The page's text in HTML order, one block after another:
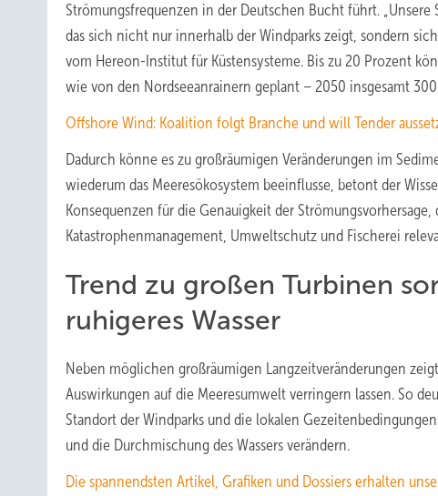
Strömungsfrequenzen in der Deutschen Bucht führt.
das sich nicht nur innerhalb der Windparks zeigt, sondern
vom Hereon-Institut für Küstensysteme. Bis zu 20 Prozent
wie von den Nordseeanrainern geplant – 2050 insgesamt
Offshore Wind: Koalition folgt Branche und will Tender
Dadurch könne es zu großräumigen Veränderungen im
wiederum das Meeresökosystem beeinflusse, betont der
Konsequenzen für die Genauigkeit der
Katastrophenmanagement, Umweltschutz und Fischerei
Trend zu großen Turbinen
ruhigeres Wasser
Neben möglichen großräumigen Langzeitveränderungen
Auswirkungen auf die Meeresumwelt verringern lassen. So
Standort der Windparks und die lokalen
und die Durchmischung des Wassers verändern.
Die spannendsten Artikel, Grafiken und Dossiers erhalten